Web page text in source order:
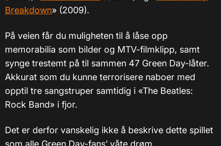
Breakdown» (2009).
På veien får du muligheten til å låse opp
memorabilia som bilder og MTV-filmklipp, samt
synge trestemt på til sammen 47 Green Day-låter.
Akkurat som du kunne terrorisere naboer med
opptil tre sangstruper samtidig i «The Beatles:
Rock Band» i fjor.
Det er derfor vanskelig ikke å beskrive dette spillet